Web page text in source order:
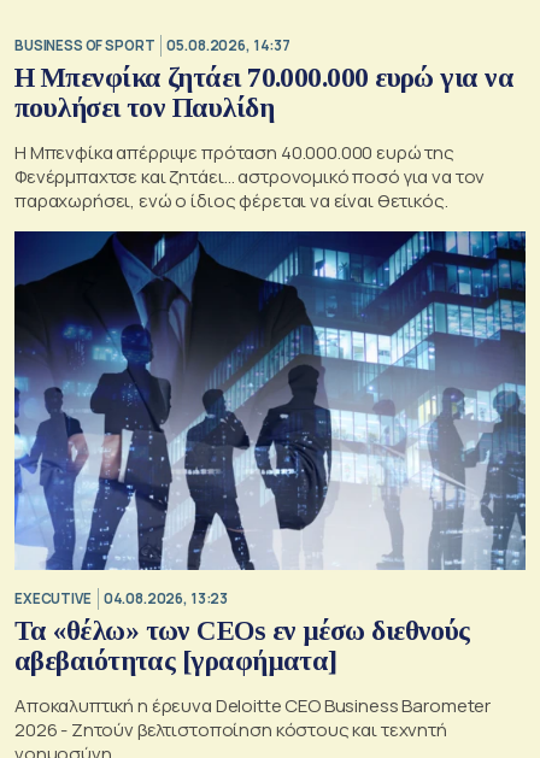
BUSINESS OF SPORT 05.08.2026, 14:37
Η Μπενφίκα ζητάει 70.000.000 ευρώ για να
πουλήσει τον Παυλίδη
Η Μπενφίκα απέρριψε πρόταση 40.000.000 ευρώ της
Φενέρμπαχτσε και ζητάει… αστρονομικό ποσό για να τον
παραχωρήσει, ενώ ο ίδιος φέρεται να είναι θετικός.
EXECUTIVE 04.08.2026, 13:23
Τα «θέλω» των CEOs εν μέσω διεθνούς
αβεβαιότητας [γραφήματα]
Αποκαλυπτική η έρευνα Deloitte CEO Business Barometer
2026 - Ζητούν βελτιστοποίηση κόστους και τεχνητή